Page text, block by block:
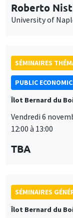
Roberto
University of
SÉMINAIRES
PUBLIC
Îlot Bernard du
Vendredi 6
12:00 à 13:00
TBA
SÉMINAIRES
Îlot Bernard du